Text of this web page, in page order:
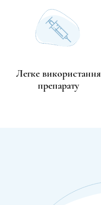
Легке використання
препарату